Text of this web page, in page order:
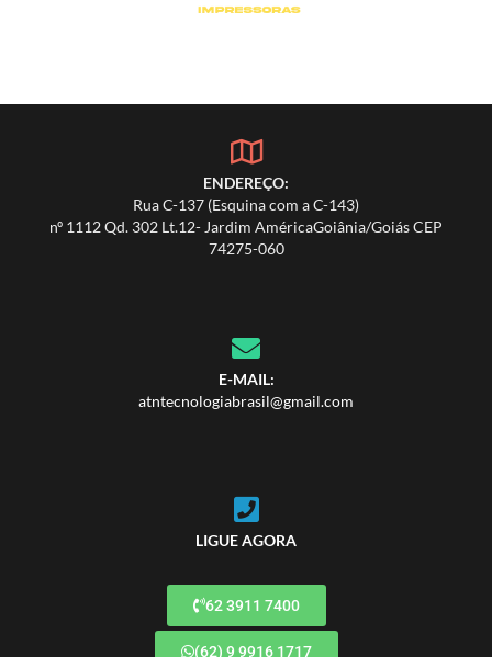
ENDEREÇO:
Rua C-137 (Esquina com a C-143)
nº 1112 Qd. 302 Lt.12- Jardim AméricaGoiânia/Goiás CEP
74275-060
E-MAIL:
atntecnologiabrasil@gmail.com
LIGUE AGORA
62 3911 7400
(62) 9 9916 1717